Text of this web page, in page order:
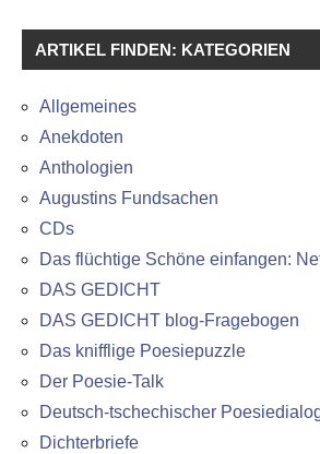
ARTIKEL FINDEN: KATEGORIEN
Allgemeines
Anekdoten
Anthologien
Augustins Fundsachen
CDs
Das flüchtige Schöne einfangen:
DAS GEDICHT
DAS GEDICHT blog-Fragebogen
Das knifflige Poesiepuzzle
Der Poesie-Talk
Deutsch-tschechischer
Dichterbriefe